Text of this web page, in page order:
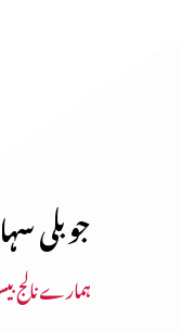
جوبلی
ہمارے نالج